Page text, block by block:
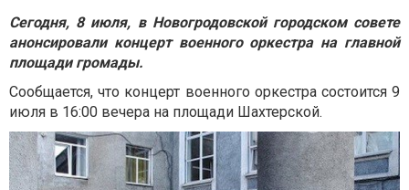
Сегодня, 8 июля, в Новогродовской городском совете
анонсировали концерт военного оркестра на главной
площади громады.
Сообщается, что концерт военного оркестра состоится 9
июля в 16:00 вечера на площади Шахтерской.